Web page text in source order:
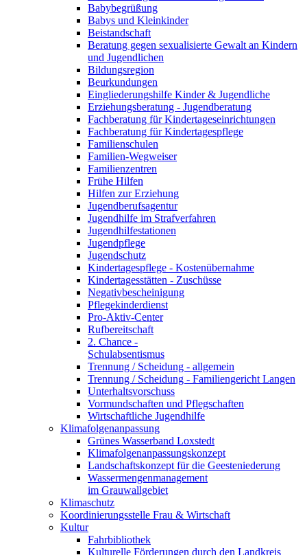
Babybegrüßung
Babys und Kleinkinder
Beistandschaft
Beratung gegen sexualisierte Gewalt an Kindern
und Jugendlichen
Bildungsregion
Beurkundungen
Eingliederungshilfe Kinder & Jugendliche
Erziehungsberatung - Jugendberatung
Fachberatung für Kindertageseinrichtungen
Fachberatung für Kindertagespflege
Familienschulen
Familien-Wegweiser
Familienzentren
Frühe Hilfen
Hilfen zur Erziehung
Jugendberufsagentur
Jugendhilfe im Strafverfahren
Jugendhilfestationen
Jugendpflege
Jugendschutz
Kindertagespflege - Kostenübernahme
Kindertagesstätten - Zuschüsse
Negativbescheinigung
Pflegekinderdienst
Pro-Aktiv-Center
Rufbereitschaft
2. Chance -
Schulabsentismus
Trennung / Scheidung - allgemein
Trennung / Scheidung - Familiengericht Langen
Unterhaltsvorschuss
Vormundschaften und Pflegschaften
Wirtschaftliche Jugendhilfe
Klimafolgenanpassung
Grünes Wasserband Loxstedt
Klimafolgenanpassungskonzept
Landschaftskonzept für die Geesteniederung
Wassermengenmanagement
im Grauwallgebiet
Klimaschutz
Koordinierungsstelle Frau & Wirtschaft
Kultur
Fahrbibliothek
Kulturelle Förderungen durch den Landkreis